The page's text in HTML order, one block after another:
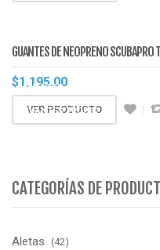
GUANTES
GUANTES TROPIC
GUANTES DE NEOPRENO
$1,195.00
VER PRODUCTO
CATEGORÍAS DE
Aletas (42)